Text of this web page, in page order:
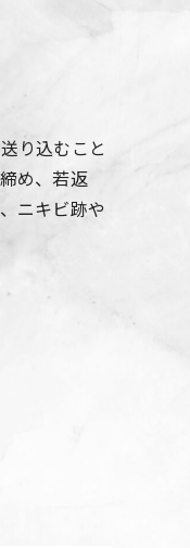
り込むこと
め、若返
ニキビ跡や